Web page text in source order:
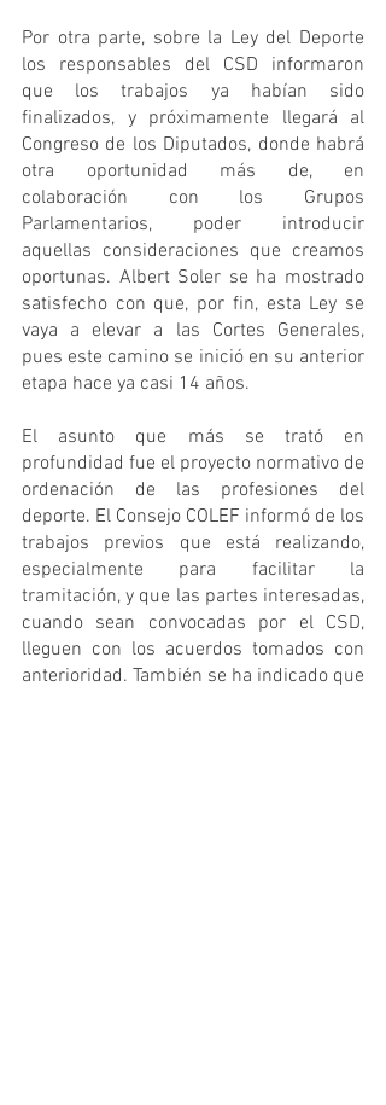
Por otra parte, sobre la Ley del Deporte
los responsables del CSD informaron
que los trabajos ya habían sido
finalizados, y próximamente llegará al
Congreso de los Diputados, donde habrá
otra oportunidad más de, en
colaboración con los Grupos
Parlamentarios, poder introducir
aquellas consideraciones que creamos
oportunas. Albert Soler se ha mostrado
satisfecho con que, por fin, esta Ley se
vaya a elevar a las Cortes Generales,
pues este camino se inició en su anterior
etapa hace ya casi 14 años.
El asunto que más se trató en
profundidad fue el proyecto normativo de
ordenación de las profesiones del
deporte. El Consejo COLEF informó de los
trabajos previos que está realizando,
especialmente para facilitar la
tramitación, y que las partes interesadas,
cuando sean convocadas por el CSD,
lleguen con los acuerdos tomados con
anterioridad. También se ha indicado que